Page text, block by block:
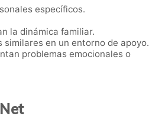
específicos.
la dinámica familiar.
en un entorno de apoyo.
problemas emocionales o